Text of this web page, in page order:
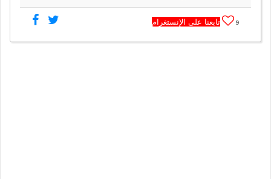
9 تابعنا على الإنستغرام